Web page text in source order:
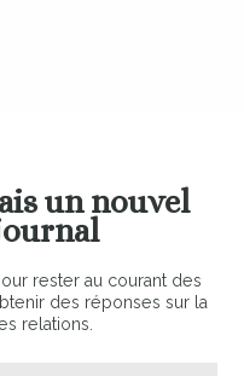
un nouvel
rester au courant des
des réponses sur la
relations.